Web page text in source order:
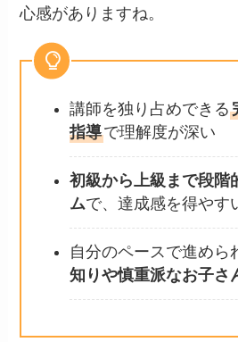
心感がありますね。
講師を独り占めできる
指導で理解度が深い
初級から上級まで段階
ムで、達成感を得やす
自分のペースで進めら
知りや慎重派なお子さ